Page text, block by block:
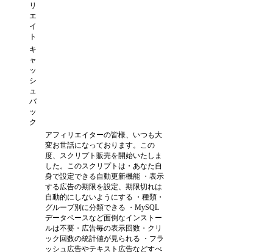
リ
エ
イ
ト
キ
ャ
ッ
シ
ュ
バ
ッ
ク
アフィリエイターの皆様、いつも大
変お世話になっております。この
度、スクリプト販売を開始いたしま
した。このスクリプトは・あなた自
身で設定できる自動更新機能 ・表示
する広告の期限を設定、期限切れは
自動的にしないようにする ・種類・
グループ別に分類できる ・MySQL
データベースなど面倒なインストー
ルは不要・広告毎の表示回数・クリ
ック回数の統計値が見られる ・フラ
ッシュ広告やテキスト広告などすべ